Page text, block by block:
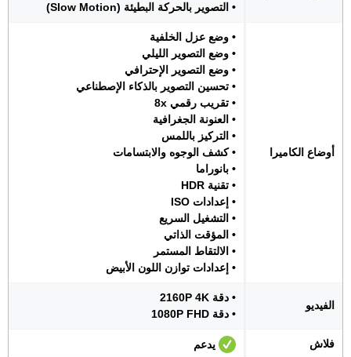
• التصوير بالحركة البطيئة (Slow Motion)
أوضاع الكاميرا
• وضع عزل الخلفية
• وضع التصوير الليلي
• وضع التصوير الإحترافي
• تحسين التصوير بالذكاء الإصطناعي
• تقريب رقمي 8x
• العنونة الجغرافية
• التركيز باللمس
• كشف الوجوه والابتسامات
• بانوراما
• تقنية HDR
• إعدادات ISO
• التشغيل السريع
• المؤقت الذاتي
• الالتقاط المستمر
• إعدادات توازن اللون الأبيض
الفيديو
• دقة 2160P 4K
• دقة 1080P FHD
فلاش يدعم